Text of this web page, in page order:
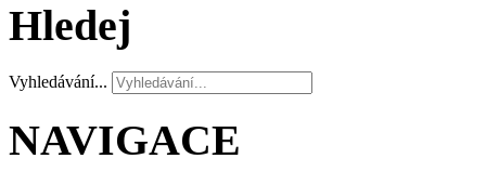
Hledej
Vyhledávání...
NAVIGACE